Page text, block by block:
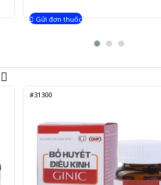
Gửi đơn thuốc
#31300